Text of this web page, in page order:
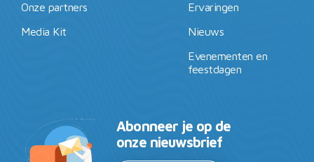
Onze partners
Media Kit
Ervaringen
Nieuws
Evenementen en
feestdagen
Abonneer je op de
onze nieuwsbrief